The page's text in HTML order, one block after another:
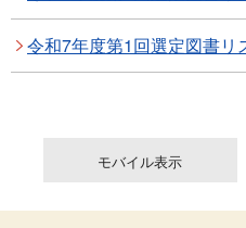
令和7年度第1回選定図書リ
モバイル表示